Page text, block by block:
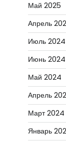
Май 2025
Апрель
Июль 2024
Июнь 2024
Май 2024
Апрель
Март 2024
Январь